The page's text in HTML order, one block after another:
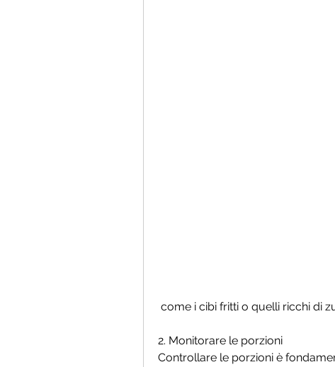
come i cibi fritti o quelli ricchi di
2. Monitorare le porzioni
Controllare le porzioni è